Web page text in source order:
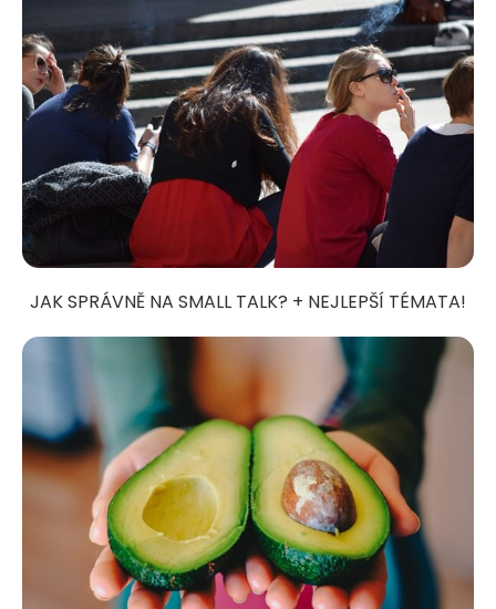
JAK SPRÁVNĚ NA SMALL TALK? + NEJLEPŠÍ TÉMATA!